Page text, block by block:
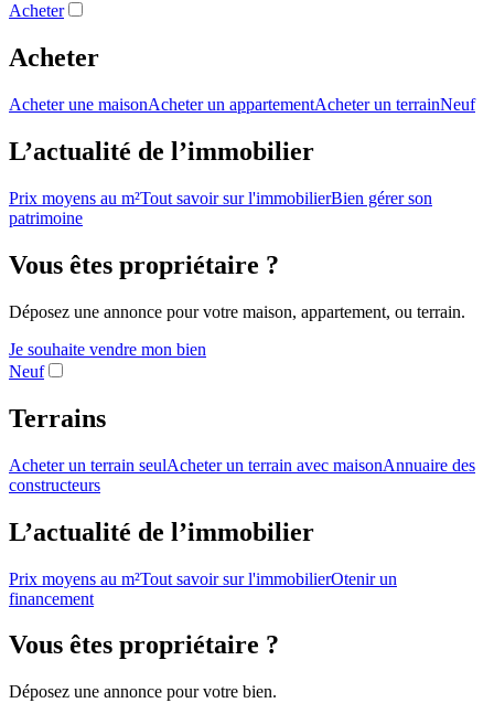
Acheter
Acheter
Acheter une maisonAcheter un appartementAcheter un terrainNeuf
L’actualité de l’immobilier
Prix moyens au m²Tout savoir sur l'immobilierBien gérer son
patrimoine
Vous êtes propriétaire ?
Déposez une annonce pour votre maison, appartement, ou terrain.
Je souhaite vendre mon bien
Neuf
Terrains
Acheter un terrain seulAcheter un terrain avec maisonAnnuaire des
constructeurs
L’actualité de l’immobilier
Prix moyens au m²Tout savoir sur l'immobilierOtenir un
financement
Vous êtes propriétaire ?
Déposez une annonce pour votre bien.